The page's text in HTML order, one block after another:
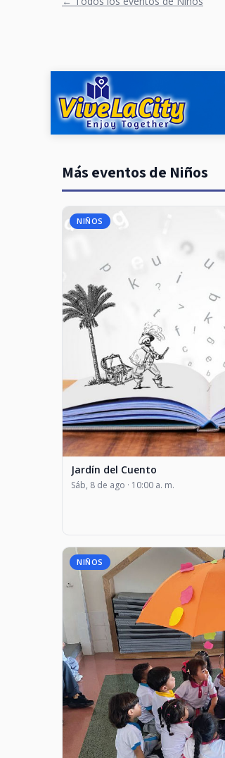
Más eventos de Niños
NIÑOS
Jardín del Cuento
Sáb, 8 de ago · 10:00 a. m.
NIÑOS